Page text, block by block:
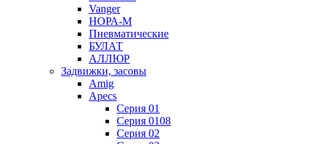
Vanger
НОРА-М
Пневматические
БУЛАТ
АЛЛЮР
Задвижки, засовы
Amig
Apecs
Серия 01
Серия 0108
Серия 02